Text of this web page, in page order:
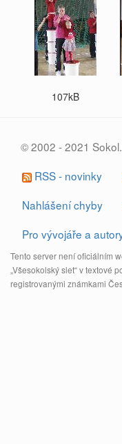
107kB
© 2002 - 2021
RSS - novinky
Nahlášení chyby
Pro vývojáře a
Tento server není oficiálním
„Všesokolský slet“ v textové
registrovanými známkami